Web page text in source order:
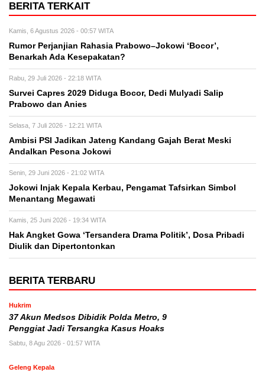
BERITA TERKAIT
Kamis, 6 Agustus 2026 - 00:57 WITA
Rumor Perjanjian Rahasia Prabowo–Jokowi ‘Bocor’,
Benarkah Ada Kesepakatan?
Rabu, 29 Juli 2026 - 22:18 WITA
Survei Capres 2029 Diduga Bocor, Dedi Mulyadi Salip
Prabowo dan Anies
Selasa, 7 Juli 2026 - 12:21 WITA
Ambisi PSI Jadikan Jateng Kandang Gajah Berat Meski
Andalkan Pesona Jokowi
Senin, 29 Juni 2026 - 21:02 WITA
Jokowi Injak Kepala Kerbau, Pengamat Tafsirkan Simbol
Menantang Megawati
Kamis, 25 Juni 2026 - 19:34 WITA
Hak Angket Gowa ‘Tersandera Drama Politik’, Dosa Pribadi
Diulik dan Dipertontonkan
BERITA TERBARU
Hukrim
37 Akun Medsos Dibidik Polda Metro, 9
Penggiat Jadi Tersangka Kasus Hoaks
Sabtu, 8 Agu 2026 - 01:57 WITA
Geleng Kepala